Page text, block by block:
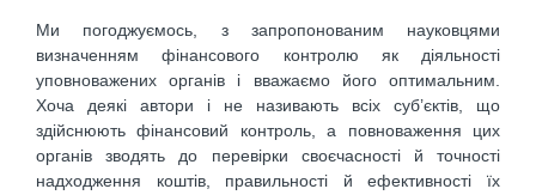
Ми погоджуємось, з запропонованим науковцями
визначенням фінансового контролю як діяльності
уповноважених органів і вважаємо його оптимальним.
Хоча деякі автори і не називають всіх суб’єктів, що
здійснюють фінансовий контроль, а повноваження цих
органів зводять до перевірки своєчасності й точності
надходження коштів, правильності й ефективності їх